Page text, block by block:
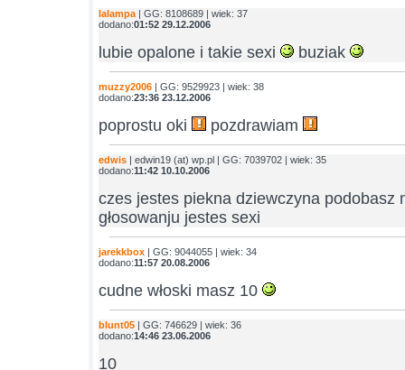
lalampa | GG: 8108689 | wiek: 37
dodano:01:52 29.12.2006
lubie opalone i takie sexi buziak
muzzy2006 | GG: 9529923 | wiek: 38
dodano:23:36 23.12.2006
poprostu oki pozdrawiam
edwis | edwin19 (at) wp.pl | GG: 7039702 | wiek: 35
dodano:11:42 10.10.2006
czes jestes piekna dziewczyna podobasz
głosowanju jestes sexi
jarekkbox | GG: 9044055 | wiek: 34
dodano:11:57 20.08.2006
cudne włoski masz 10
blunt05 | GG: 746629 | wiek: 36
dodano:14:46 23.06.2006
10